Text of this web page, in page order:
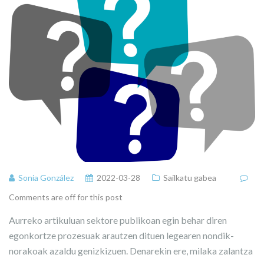
Sonia González 2022-03-28
Sailkatu gabea
Comments are off for this post
Aurreko artikuluan sektore publikoan egin behar diren
egonkortze prozesuak arautzen dituen legearen nondik-
norakoak azaldu genizkizuen. Denarekin ere, milaka zalantza